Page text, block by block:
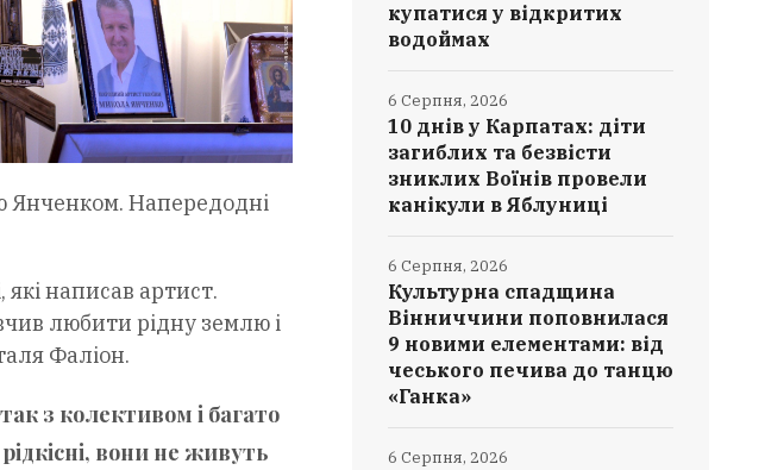
Янченком. Напередодні
написав артист.
любити рідну землю і
Фаліон.
з колективом і багато
вони не живуть
купатися у відкритих
водоймах
10 днів у Карпатах: діти
загиблих та безвісти
зниклих Воїнів провели
канікули в Яблуниці
6 Серпня, 2026
Культурна спадщина
Вінниччини поповнилася
9 новими елементами: від
чеського печива до танцю
«Ганка»
6 Серпня, 2026
6 Серпня, 2026